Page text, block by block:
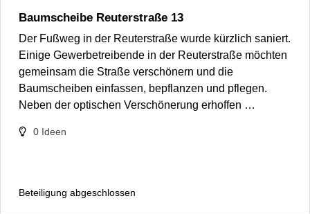
Baumscheibe Reuterstraße 13
Der Fußweg in der Reuterstraße wurde kürzlich saniert.
Einige Gewerbetreibende in der Reuterstraße möchten
gemeinsam die Straße verschönern und die
Baumscheiben einfassen, bepflanzen und pflegen.
Neben der optischen Verschönerung erhoffen …
0 Ideen
Beteiligung abgeschlossen